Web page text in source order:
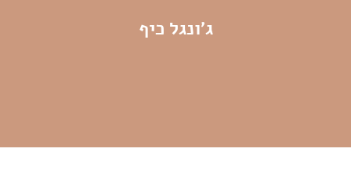
ג׳ונגל כיף